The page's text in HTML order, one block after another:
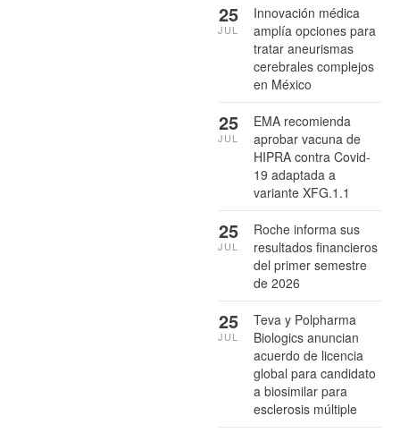
Innovación médica
amplía opciones para
tratar aneurismas
cerebrales complejos
en México
25
JUL
EMA recomienda
aprobar vacuna de
HIPRA contra Covid-
19 adaptada a
variante XFG.1.1
25
JUL
Roche informa sus
resultados financieros
del primer semestre
de 2026
25
JUL
Teva y Polpharma
Biologics anuncian
acuerdo de licencia
global para candidato
a biosimilar para
esclerosis múltiple
25
JUL